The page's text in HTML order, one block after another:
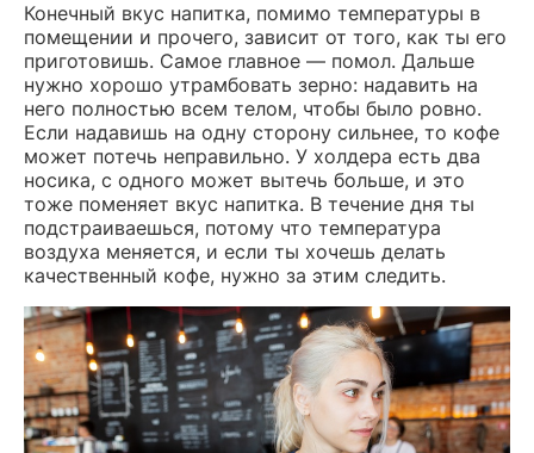
Конечный вкус напитка, помимо температуры в
помещении и прочего, зависит от того, как ты его
приготовишь. Самое главное — помол. Дальше
нужно хорошо утрамбовать зерно: надавить на
него полностью всем телом, чтобы было ровно.
Если надавишь на одну сторону сильнее, то кофе
может потечь неправильно. У холдера есть два
носика, с одного может вытечь больше, и это
тоже поменяет вкус напитка. В течение дня ты
подстраиваешься, потому что температура
воздуха меняется, и если ты хочешь делать
качественный кофе, нужно за этим следить.